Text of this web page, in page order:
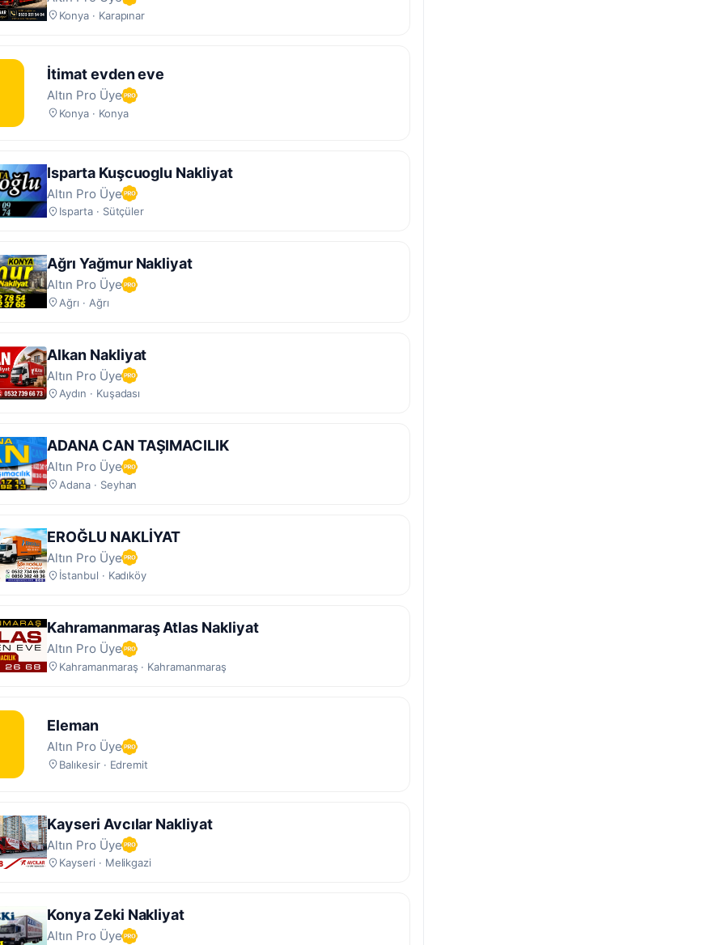
Konya · Karapınar
İtimat evden eve
Altın Pro Üye
Konya · Konya
Isparta Kuşcuoglu Nakliyat
Altın Pro Üye
Isparta · Sütçüler
Ağrı Yağmur Nakliyat
Altın Pro Üye
Ağrı · Ağrı
Alkan Nakliyat
Altın Pro Üye
Aydın · Kuşadası
ADANA CAN TAŞIMACILIK
Altın Pro Üye
Adana · Seyhan
EROĞLU NAKLİYAT
Altın Pro Üye
İstanbul · Kadıköy
Kahramanmaraş Atlas Nakliyat
Altın Pro Üye
Kahramanmaraş · Kahramanmaraş
Eleman
Altın Pro Üye
Balıkesir · Edremit
Kayseri Avcılar Nakliyat
Altın Pro Üye
Kayseri · Melikgazi
Konya Zeki Nakliyat
Altın Pro Üye